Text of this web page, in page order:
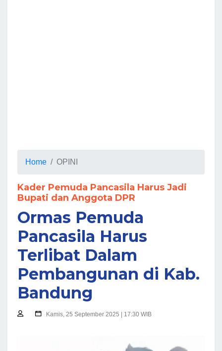
Home OPINI
Kader Pemuda Pancasila Harus Jadi
Bupati dan Anggota DPR
Ormas Pemuda
Pancasila Harus
Terlibat Dalam
Pembangunan di Kab.
Bandung
Kamis, 25 September 2025 | 17:30 WIB